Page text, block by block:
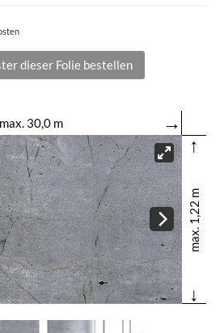
dieser Folie bestellen
max. 30,0 m
→
↑
max. 1,22 m
↓